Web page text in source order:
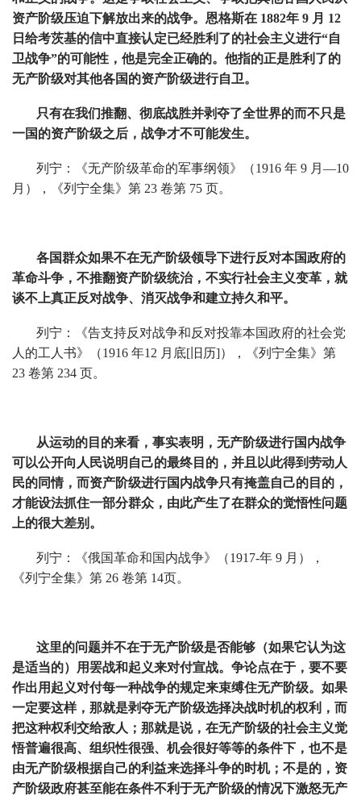
资产阶级压迫下解放出来的战争。恩格斯在 1882年 9 月 12
日给考茨基的信中直接认定已经胜利了的社会主义进行“自
卫战争”的可能性，他是完全正确的。他指的正是胜利了的
无产阶级对其他各国的资产阶级进行自卫。
只有在我们推翻、彻底战胜并剥夺了全世界的而不只是
一国的资产阶级之后，战争才不可能发生。
列宁：《无产阶级革命的军事纲领》（1916 年 9 月—10
月），《列宁全集》第 23 卷第 75 页。
各国群众如果不在无产阶级领导下进行反对本国政府的
革命斗争，不推翻资产阶级统治，不实行社会主义变革，就
谈不上真正反对战争、消灭战争和建立持久和平。
列宁：《告支持反对战争和反对投靠本国政府的社会党
人的工人书》（1916 年12 月底[旧历]），《列宁全集》第
23 卷第 234 页。
从运动的目的来看，事实表明，无产阶级进行国内战争
可以公开向人民说明自己的最终目的，并且以此得到劳动人
民的同情，而资产阶级进行国内战争只有掩盖自己的目的，
才能设法抓住一部分群众，由此产生了在群众的觉悟性问题
上的很大差别。
列宁：《俄国革命和国内战争》（1917-年 9 月），
《列宁全集》第 26 卷第 14页。
这里的问题并不在于无产阶级是否能够（如果它认为这
是适当的）用罢战和起义来对付宣战。争论点在于，要不要
作出用起义对付每一种战争的规定来束缚住无产阶级。如果
一定要这样，那就是剥夺无产阶级选择决战时机的权利，而
把这种权利交给敌人；那就是说，在无产阶级的社会主义觉
悟普遍很高、组织性很强、机会很好等等的条件下，也不是
由无产阶级根据自己的利益来选择斗争的时机；不是的，资
产阶级政府甚至能在条件不利于无产阶级的情况下激怒无产